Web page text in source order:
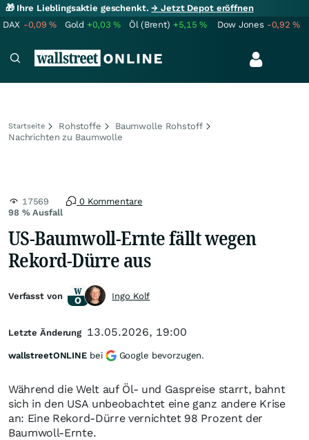
🎁 Ihre Lieblingsaktie geschenkt.→ Jetzt Depot eröffnen
DAX -0,09% Gold +0,03% Öl (Brent) +5,15% Dow Jones -0,92%
Startseite Rohstoffe
Baumwolle Rohstoff
Nachrichten zu Baumwolle
98 % Ausfall
17569 0 Kommentare
US-Baumwoll-Ernte fällt wegen
Rekord-Dürre aus
Während die Welt auf Öl- und Gaspreise starrt, bahnt
sich in den USA unbeobachtet eine ganz andere Krise
an: Eine Rekord-Dürre vernichtet 98 Prozent der
Baumwoll-Ernte.
Verfasst von Ingo Kolf
Letzte Änderung 13.05.2026, 19:00
wallstreetONLINE bei Google bevorzugen.